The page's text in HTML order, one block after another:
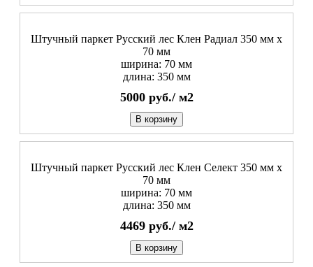
Штучный паркет Русский лес Клен Радиал 350 мм х
70 мм
ширина: 70 мм
длина: 350 мм
5000 руб./ м2
В корзину
Штучный паркет Русский лес Клен Селект 350 мм х
70 мм
ширина: 70 мм
длина: 350 мм
4469 руб./ м2
В корзину